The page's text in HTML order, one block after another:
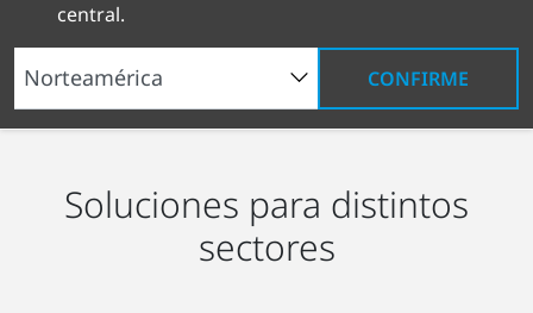
central.
CONFIRME
Soluciones industriales
Soluciones para distintos
sectores